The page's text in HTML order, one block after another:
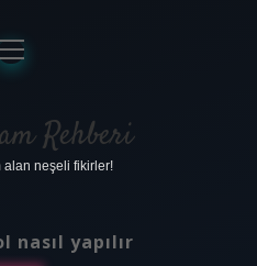
Uyarı
aç
Rehberi
alan neşeli fikirler!
nasıl yapılır